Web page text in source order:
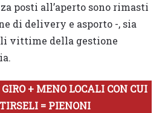
posti all’aperto sono rimasti
di delivery e asporto -, sia
vittime della gestione
+ MENO LOCALI CON CUI
= PIENONI